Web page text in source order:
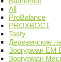
All
ProBalance
PROХВОСТ
Tasty
Деревенские
Зоогурман
Зоогурман